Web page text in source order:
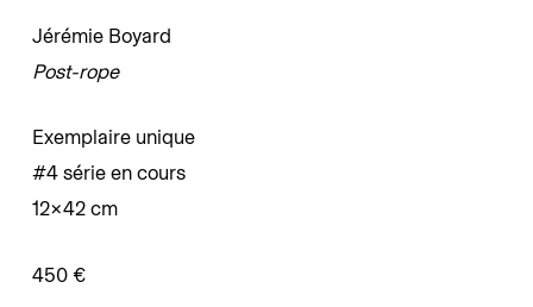
Jérémie Boyard
Post-rope
Exemplaire unique
#4 série en cours
12×42 cm
450 €